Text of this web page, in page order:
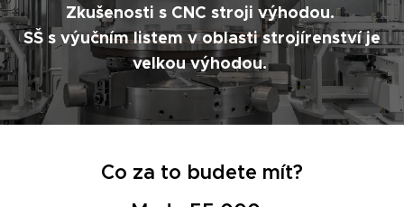
Zkušenosti s CNC stroji výhodou.
SŠ s výučním listem v oblasti strojírenství je
velkou výhodou.
Co za to budete mít?